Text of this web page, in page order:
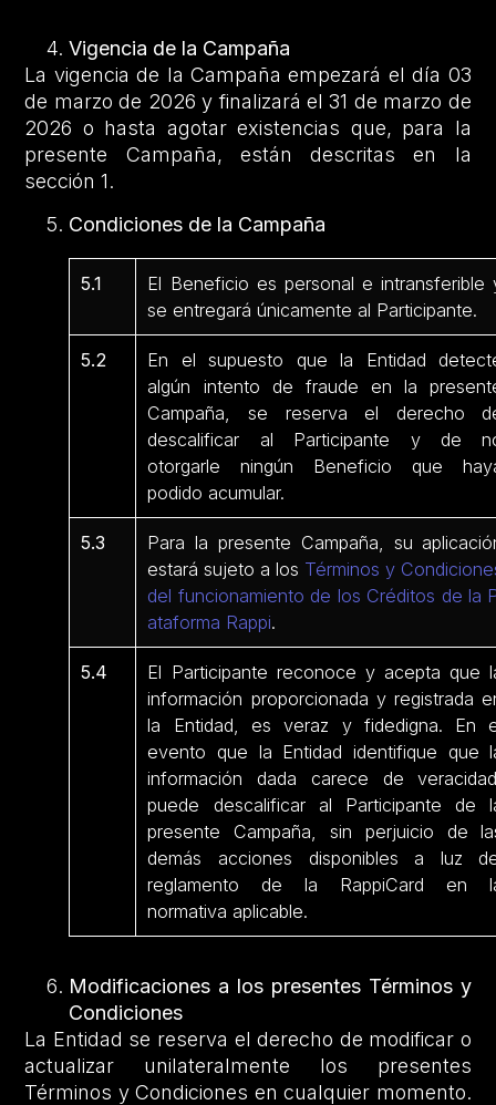
Vigencia de la Campaña
La vigencia de la Campaña empezará el día 03
de marzo de 2026 y finalizará el 31 de marzo de
2026 o hasta agotar existencias que, para la
presente Campaña, están descritas en la
sección 1.
Condiciones de la Campaña
5.1
El Beneficio es personal e intransferible
se entregará únicamente al Participante.
5.2
En el supuesto que la Entidad
algún intento de fraude en la
Campaña, se reserva el derecho
descalificar al Participante y de
otorgarle ningún Beneficio que
podido acumular.
5.3
Para la presente Campaña, su
estará sujeto a los Términos y
del funcionamiento de los Créditos de la
ataforma Rappi.
5.4
El Participante reconoce y acepta que
información proporcionada y registrada
la Entidad, es veraz y fidedigna. En
evento que la Entidad identifique que
información dada carece de
puede descalificar al Participante de
presente Campaña, sin perjuicio de
demás acciones disponibles a luz
reglamento de la RappiCard en
normativa aplicable.
Modificaciones a los presentes Términos y
Condiciones
La Entidad se reserva el derecho de modificar o
actualizar unilateralmente los presentes
Términos y Condiciones en cualquier momento.